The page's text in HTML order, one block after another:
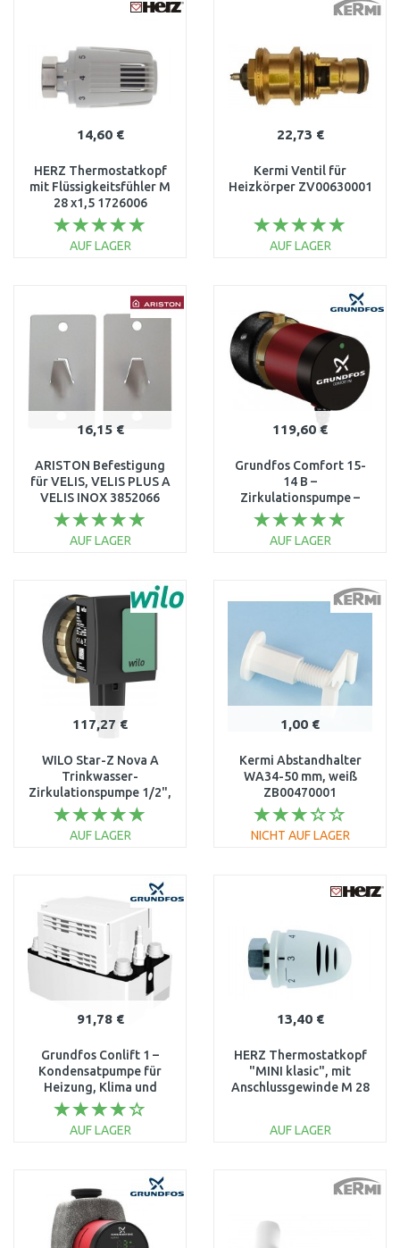
14,60 €
HERZ Thermostatkopf
mit Flüssigkeitsfühler M
28 x1,5 1726006
AUF LAGER
Vergleichen
22,73 €
Kermi Ventil für
Heizkörper ZV00630001
AUF LAGER
Vergleichen
16,15 €
ARISTON Befestigung
für VELIS, VELIS PLUS A
VELIS INOX 3852066
AUF LAGER
Vergleichen
119,60 €
Grundfos Comfort 15-
14 B –
Zirkulationspumpe –
Warmwasser sofort
97989265
AUF LAGER
Vergleichen
117,27 €
WILO Star-Z Nova A
Trinkwasser-
Zirkulationspumpe 1/2",
138 mm, 4132751
(4132761)
AUF LAGER
1,00 €
Kermi Abstandhalter
WA34-50 mm, weiß
ZB00470001
NICHT AUF LAGER
91,78 €
Grundfos Conlift 1 –
Kondensatpumpe für
Heizung, Klima und
Gefriergeräte 97936156
AUF LAGER
Vergleichen
13,40 €
HERZ Thermostatkopf
"MINI klasic", mit
Anschlussgewinde M 28
AUF LAGER